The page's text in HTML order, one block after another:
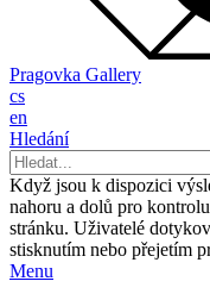
Pragovka Gallery
cs
en
Hledání
Když jsou k dispozici
nahoru a dolů pro
stránku. Uživatelé
stisknutím nebo přejetím
Menu